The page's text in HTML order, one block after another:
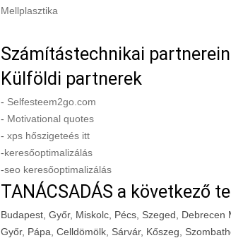
Mellplasztika
Számítástechnikai
Külföldi partnerek
- Selfesteem2go.com
- Motivational quotes
- xps hőszigeteés itt
-keresőoptimalizálás
-seo keresőoptimalizálás
TANÁCSADÁS a következő
Budapest, Győr, Miskolc, Pécs, Szeged,
Győr, Pápa, Celldömölk, Sárvár, Kőszeg,